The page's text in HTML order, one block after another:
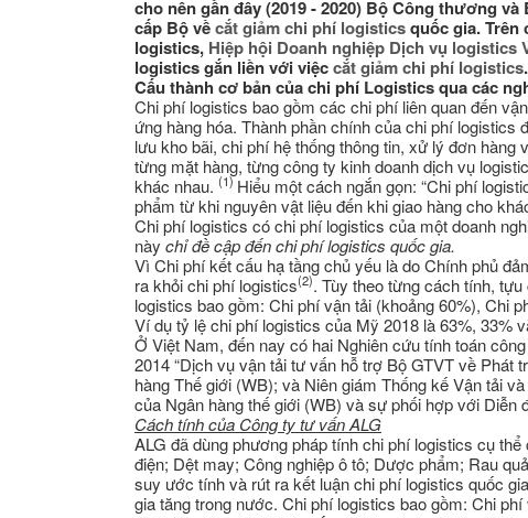
cho nên gần đây (2019 - 2020) Bộ Công thương
cấp Bộ vềcắt giảm chi phí logisticsquốc gia. Trên
logistics, Hiệp hội Doanh nghiệp Dịch vụ logistics
logistics gắn liền với việccắt giảm chi phí logistics.
Cấu thành cơ bản của chi phí Logistics qua các
Chi phí logistics bao gồm các chi phí liên quan đến
ứng hàng hóa. Thành phần chính của chi phí
lưu kho bãi, chi phí hệ thống thông tin, xử lý đơn
từng mặt hàng, từng công ty kinh doanh dịch vụ
khác nhau. (1)Hiểu một cách ngắn gọn: “Chi phí
phẩm từ khi nguyên vật liệu đến khi giao hàng cho
Chi phí logistics có chi phí logistics của một doanh
này chỉ đề cập đến chi phí logistics quốc gia.
Vì Chi phí kết cấu hạ tầng chủ yếu là do Chính phủ
ra khỏi chi phí logistics(2). Tùy theo từng cách tính,
logistics bao gồm: Chi phí vận tải (khoảng 60%), Chi
Ví dụ tỷ lệ chi phí logistics của Mỹ 2018 là 63%, 33%
Ở Việt Nam, đến nay có hai Nghiên cứu tính toán
2014 “Dịch vụ vận tải tư vấn hỗ trợ Bộ GTVT về Phát
hàng Thế giới (WB); và Niên giám Thống kế Vận tải
của Ngân hàng thế giới (WB) và sự phối hợp với
Cách tính của Công ty tư vấn ALG
ALG đã dùng phương pháp tính chi phí logistics cụ
điện; Dệt may; Công nghiệp ô tô; Dược phẩm; Rau
suy ước tính và rút ra kết luận chi phí logistics quốc
gia tăng trong nước. Chi phí logistics bao gồm: Chi